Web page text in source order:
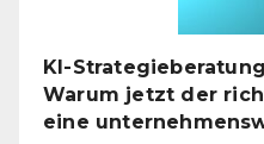
KI-
Warum jetzt der
eine